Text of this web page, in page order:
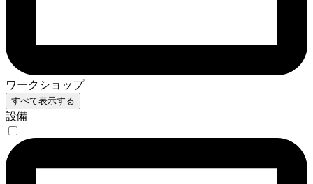
ワークショップ
すべて表示する
設備